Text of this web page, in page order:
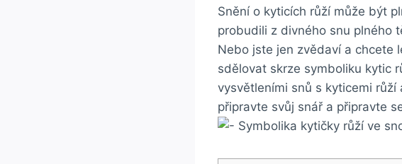
Snění o kyticích růží může být
probudili z divného snu plného
Nebo jste jen zvědaví a chcete
sdělovat skrze symboliku kytic
vysvětleními snů s kyticemi
připravte svůj snář a připravte